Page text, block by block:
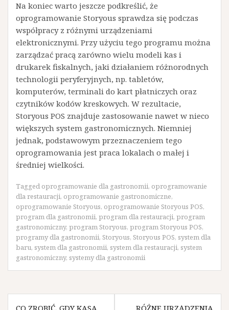
Na koniec warto jeszcze podkreślić, że
oprogramowanie Storyous sprawdza się podczas
współpracy z różnymi urządzeniami
elektronicznymi. Przy użyciu tego programu można
zarządzać pracą zarówno wielu modeli kas i
drukarek fiskalnych, jaki działaniem różnorodnych
technologii peryferyjnych, np. tabletów,
komputerów, terminali do kart płatniczych oraz
czytników kodów kreskowych. W rezultacie,
Storyous POS znajduje zastosowanie nawet w nieco
większych system gastronomicznych. Niemniej
jednak, podstawowym przeznaczeniem tego
oprogramowania jest praca lokalach o małej i
średniej wielkości.
Tagged oprogramowanie dla gastronomii, oprogramowanie
dla restauracji, oprogramowanie gastronomiczne,
oprogramowanie Storyous, oprogramowanie Storyous POS,
program dla gastronomii, program dla restauracji, program
gastronomiczny, program Storyous, program Storyous POS,
programy dla gastronomii, Storyous, Storyous POS, system dla
baru, system dla gastronomii, system dla restauracji, system
gastronomiczny, systemy dla gastronomii
Nawigacja